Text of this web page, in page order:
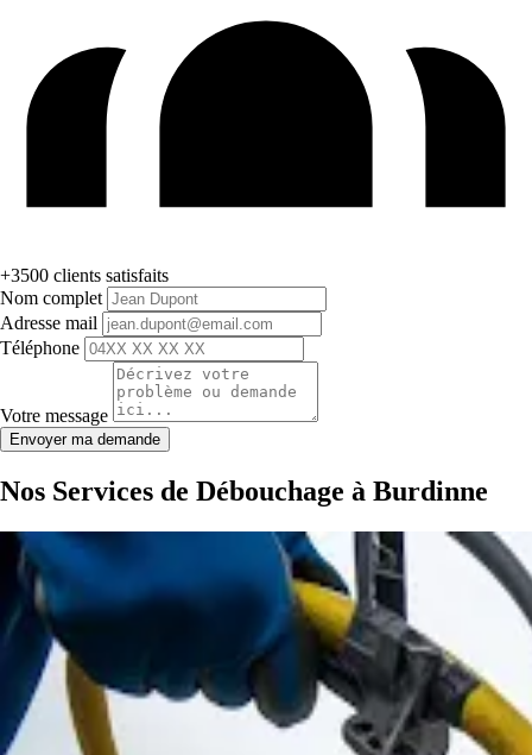
+3500 clients satisfaits
Nom complet
Adresse mail
Téléphone
Votre message
Envoyer ma demande
Nos Services de Débouchage à Burdinne